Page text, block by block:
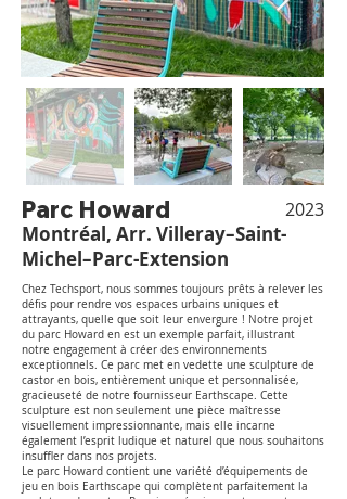
2023
Parc Howard
Montréal, Arr. Villeray–Saint-
Michel–Parc-Extension
Chez Techsport, nous sommes toujours prêts à relever les
défis pour rendre vos espaces urbains uniques et
attrayants, quelle que soit leur envergure ! Notre projet
du parc Howard en est un exemple parfait, illustrant
notre engagement à créer des environnements
exceptionnels. Ce parc met en vedette une sculpture de
castor en bois, entièrement unique et personnalisée,
gracieuseté de notre fournisseur Earthscape. Cette
sculpture est non seulement une pièce maîtresse
visuellement impressionnante, mais elle incarne
également l’esprit ludique et naturel que nous souhaitons
insuffler dans nos projets.
Le parc Howard contient une variété d’équipements de
jeu en bois Earthscape qui complètent parfaitement la